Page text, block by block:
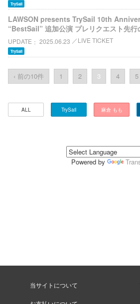
TrySail
LAWSON presents TrySail 10th
“BestSail” 追加公演 プレリクエスト先行
UPDATE 2025.06.23 LIVE TICKET
TrySail
‹ 前の10件 1 2 3 4 5
ALL TrySail 麻倉 もも
Powered by
当サイトについて